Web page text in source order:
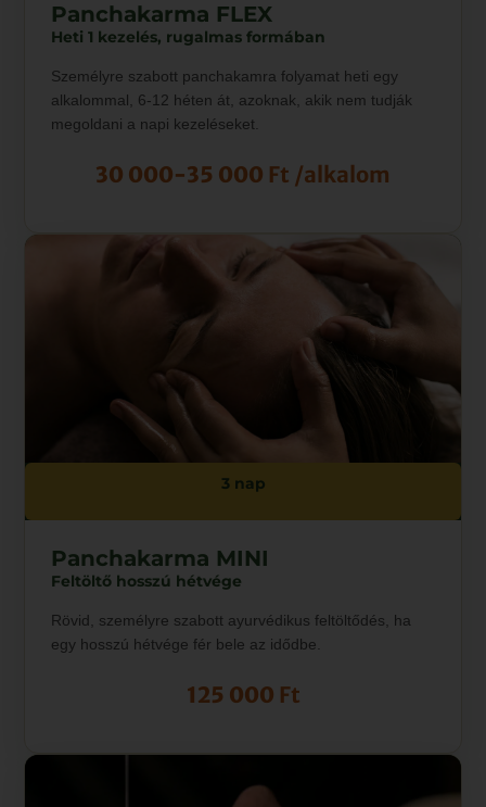
Panchakarma FLEX
Heti 1 kezelés, rugalmas formában
Személyre szabott panchakamra folyamat heti egy
alkalommal, 6-12 héten át, azoknak, akik nem tudják
megoldani a napi kezeléseket.
30 000-35 000 Ft /alkalom
3 nap
Panchakarma MINI
Feltöltő hosszú hétvége
Rövid, személyre szabott ayurvédikus feltöltődés, ha
egy hosszú hétvége fér bele az idődbe.
125 000 Ft